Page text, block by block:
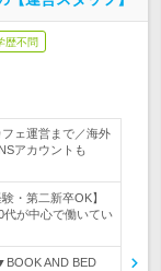
歴不問
フェ運営まで／海外
アカウントも
・第二新卒OK】
代が中心で働いてい
AND BED